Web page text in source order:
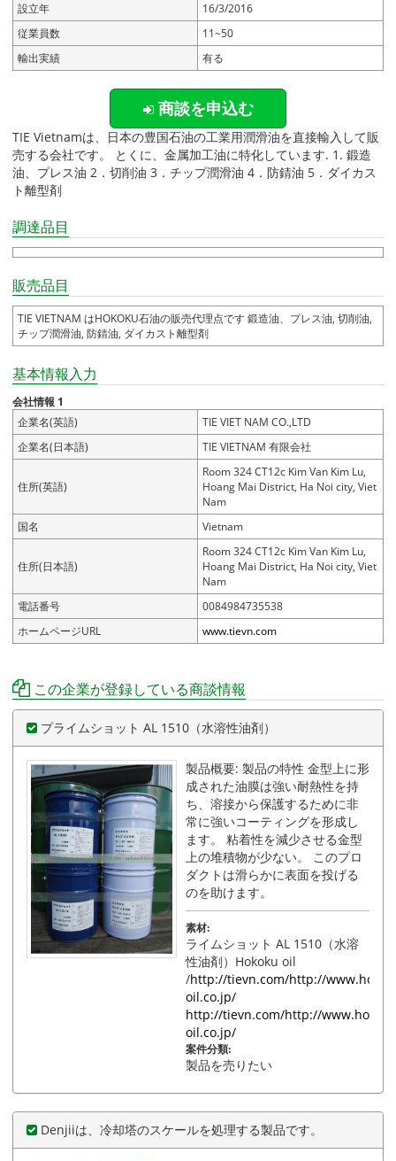
設立年
16/3/2016
従業員数
11~50
輸出実績
有る
商談を申込む
TIE Vietnamは、日本の豊国石油の工業用潤滑油を直接輸入して販
売する会社です。 とくに、金属加工油に特化しています. 1. 鍛造
油、プレス油 2．切削油 3．チップ潤滑油 4．防錆油 5．ダイカス
ト離型剤
調達品目
販売品目
TIE VIETNAM はHOKOKU石油の販売代理点です 鍛造油、プレス油, 切削油,
チップ潤滑油, 防錆油, ダイカスト離型剤
基本情報入力
会社情報 1
企業名(英語)
TIE VIET NAM CO.,LTD
企業名(日本語)
TIE VIETNAM 有限会社
住所(英語)
Room 324 CT12c Kim Van Kim Lu,
Hoang Mai District, Ha Noi city, Viet
Nam
国名
Vietnam
住所(日本語)
Room 324 CT12c Kim Van Kim Lu,
Hoang Mai District, Ha Noi city, Viet
Nam
電話番号
0084984735538
ホームページURL
www.tievn.com
この企業が登録している商談情報
プライムショット AL 1510（水溶性油剤）
製品概要: 製品の特性 金型上に形
成された油膜は強い耐熱性を持
ち、溶接から保護するために非
常に強いコーティングを形成し
ます。 粘着性を減少させる金型
上の堆積物が少ない。 このプロ
ダクトは滑らかに表面を投げる
のを助けます。
素材:
ライムショット AL 1510（水溶
性油剤）Hokoku oil
/http://tievn.com/http://
oil.co.jp/
http://tievn.com/http://
oil.co.jp/
案件分類:
製品を売りたい
Denjiiは、冷却塔のスケールを処理する製品です。